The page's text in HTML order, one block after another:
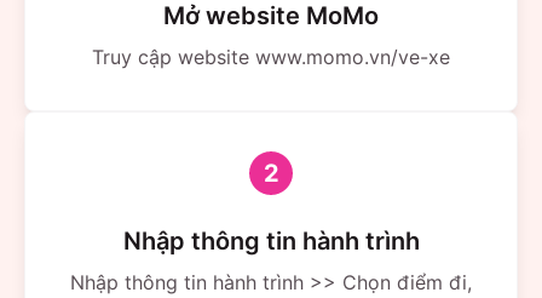
Mở website MoMo
Truy cập website www.momo.vn/ve-xe
2
Nhập thông tin hành trình
Nhập thông tin hành trình >> Chọn điểm đi,